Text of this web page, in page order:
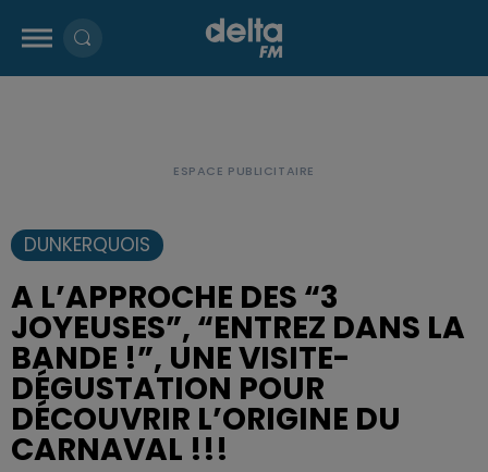
DUNKERQUOIS
A L’APPROCHE DES “3
JOYEUSES”, “ENTREZ DANS LA
BANDE !”, UNE VISITE-
DÉGUSTATION POUR
DÉCOUVRIR L’ORIGINE DU
CARNAVAL !!!